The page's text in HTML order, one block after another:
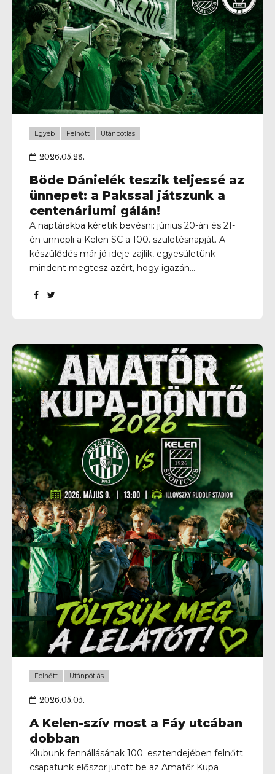
jelenét és jövőjét!
Egyéb Felnőtt Utánpótlás
2026.05.28.
Böde Dánielék teszik teljessé az
ünnepet: a Pakssal játszunk a
centenáriumi gálán!
A naptárakba kéretik bevésni: június 20-án és 21-
én ünnepli a Kelen SC a 100. születésnapját. A
készülődés már jó ideje zajlik, egyesületünk
mindent megtesz azért, hogy igazán
száz esztendőt. A részletekkel folyamatosan
centenáriumi gálán nem más lesz a Kelen SC
ellenfele, mint Magyarország egyik
legszimpatikusabb csapata, a Paksi FC. Az
országszerte nagy népszerűségnek örvendő, az
élvonalba 2006-ban feljutó, azóta megszakítás óta
ott szereplő, nem mellesleg kizárólag magyar
futballistákat foglalkoztató klub ugyanis elfogadta
meghívásunkat, így amekkora örömmel, akkora...
Felnőtt Utánpótlás
2026.05.05.
A Kelen-szív most a Fáy utcában
dobban
Klubunk fennállásának 100. esztendejében felnőtt
csapatunk először jutott be az Amatőr Kupa